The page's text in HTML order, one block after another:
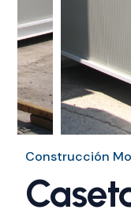
Construcción